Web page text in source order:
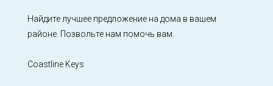
Найдите лучшее предложение на дома в вашем
районе. Позвольте нам помочь вам.
Coastline Keys